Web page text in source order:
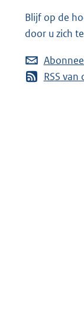
Blijf op de
door u zich
RSS van